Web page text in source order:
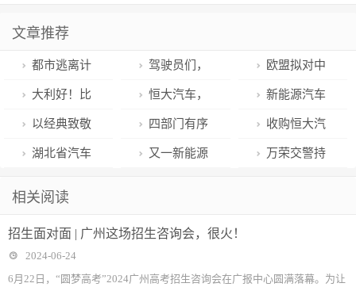
文章推荐
都市逃离计
划get，法式浪
漫解锁露营新
潮流
驾驶员们，
关于机动车免
检的七问七答
请你收好
欧盟拟对中
国电动汽车加
征关税，奔
驰、宝马发声
大利好！比
亚迪、一汽、
蔚来等首批入
恒大汽车，
突发公告！或
被责令停产停
新能源汽车
5月销售火
热！出海塑新
以经典致敬
经典 212越野
四部门有序
开展智能网联
收购恒大汽
车？小米回应
湖北省汽车
布：总补贴资
又一新能源 万荣交警持
相关阅读
招生面对面 | 广州这场招生咨询会，很火！
2024-06-24
6月22日，“圆梦高考”2024广州高考招生咨询会在广报中心圆满落幕。为让